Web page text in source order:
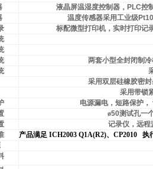
液晶屏温湿度控制器， PLC控
温度传感器采用工业级
标配微型打印机，实时打印记
两套小型全封闭制
采用双层硅橡胶密
采用带锁
电源漏电，短路保护，
ø50测试孔一
记录仪，远程
产品满足 ICH2003 Q1A(R2)、 CP2010 执